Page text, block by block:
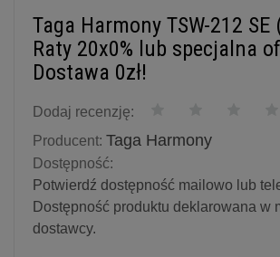
Taga Harmony TSW-212 SE
Raty 20x0% lub specjalna
Dostawa 0zł!
Dodaj recenzję:
Producent: Taga Harmony
Dostępność:
Potwierdź dostępność mailowo lub
Dostępność produktu deklarowana w
dostawcy.